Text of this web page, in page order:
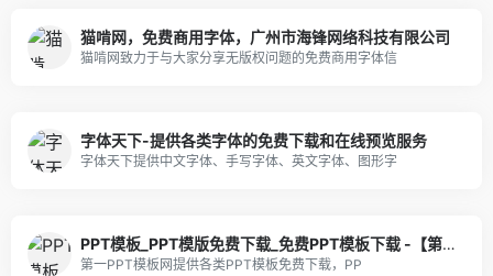
猫啃网，免费商用字体，广州市海锋网络科技有限公司
猫啃网致力于与大家分享无版权问题的免费商用字体信
字体天下-提供各类字体的免费下载和在线预览服务
字体天下提供中文字体、手写字体、英文字体、图形字
PPT模板_PPT模版免费下载_免费PPT模板下载 -【第一PPT】
第一PPT模板网提供各类PPT模板免费下载，PP